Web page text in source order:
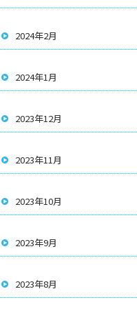
2024年2月
2024年1月
2023年12月
2023年11月
2023年10月
2023年9月
2023年8月